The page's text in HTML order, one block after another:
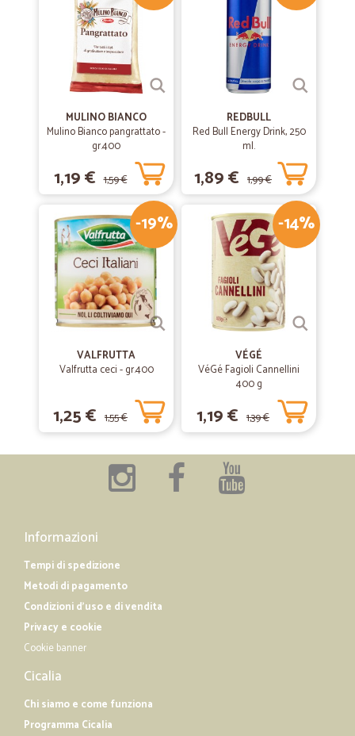
MULINO BIANCO
Mulino Bianco pangrattato -
gr.400
1,19 € 1,59 €
REDBULL
Red Bull Energy Drink, 250
ml.
1,89 € 1,99 €
-19%
VALFRUTTA
Valfrutta ceci - gr.400
1,25 € 1,55 €
-14%
VÉGÉ
VéGé Fagioli Cannellini
400 g
1,19 € 1,39 €
Informazioni
Tempi di spedizione
Metodi di pagamento
Condizioni d'uso e di vendita
Privacy e cookie
Cookie banner
Cicalia
Chi siamo e come funziona
Programma Cicalia